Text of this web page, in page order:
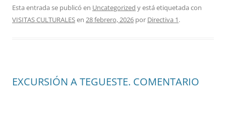
Esta entrada se publicó en Uncategorized y está etiquetada con
VISITAS CULTURALESen 28 febrero, 2026 por Directiva 1.
EXCURSIÓN A TEGUESTE. COMENTARIO